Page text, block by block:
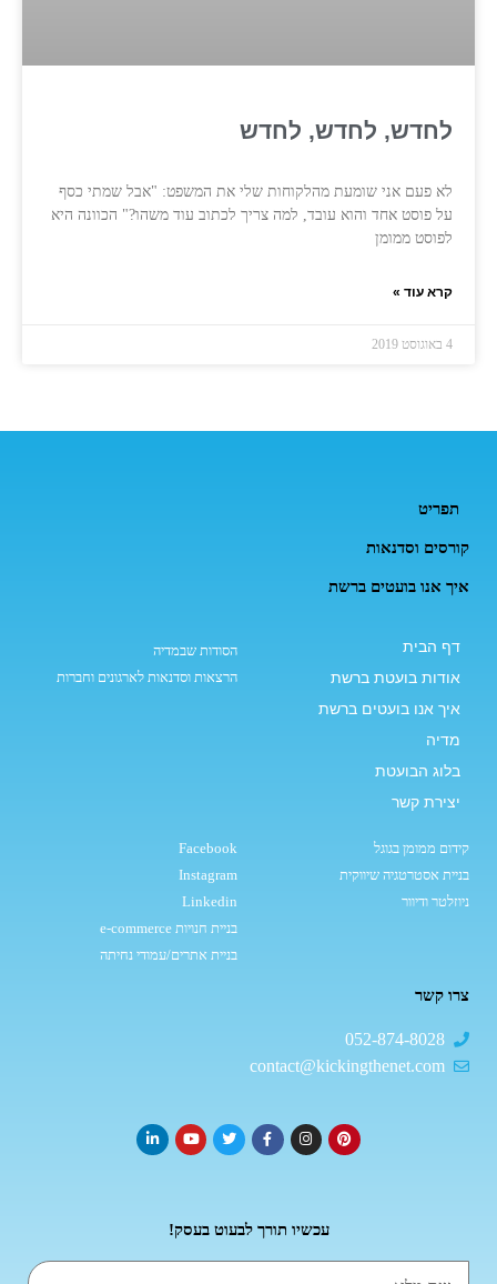
לחדש, לחדש, לחדש
לא פעם אני שומעת מהלקוחות שלי את המשפט: "אבל שמתי כסף
על פוסט אחד והוא עובד, למה צריך לכתוב עוד משהו?" הכוונה היא
לפוסט ממומן
קרא עוד »
4 באוגוסט 2019
תפריט
קורסים וסדנאות
איך אנו בועטים ברשת
דף הבית
אודות בועטת ברשת
איך אנו בועטים ברשת
מדיה
בלוג הבועטת
יצירת קשר
הסודות שבמדיה
הרצאות וסדנאות לארגונים וחברות
קידום ממומן בגוגל
בניית אסטרטגיה שיווקית
ניוזלטר ודיוור
Facebook
Instagram
Linkedin
בניית חנויות e-commerce
בניית אתרים/עמודי נחיתה
צרו קשר
052-874-8028
contact@kickingthenet.com
עכשיו תורך לבעוט בעסק!